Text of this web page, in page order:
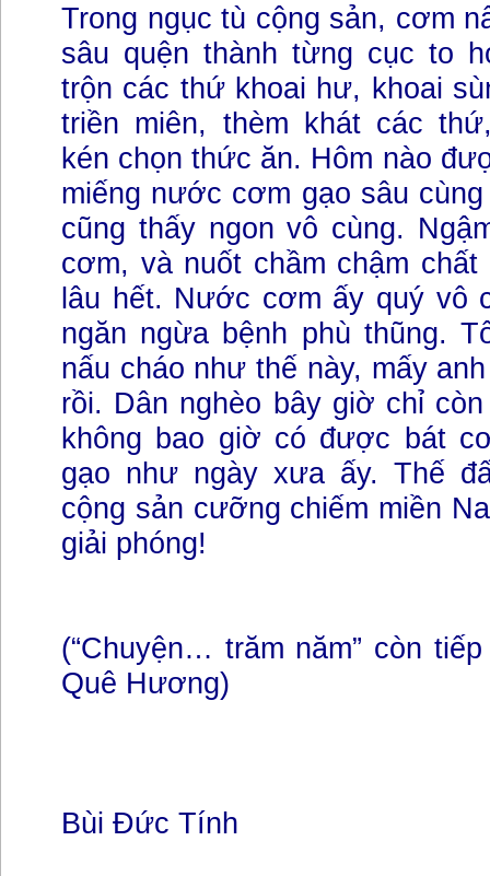
Trong ngục tù cộng sản, cơm
sâu quện thành từng cục to
trộn các thứ khoai hư, khoai
triền miên, thèm khát các
kén chọn thức ăn. Hôm nào
miếng nước cơm gạo sâu
cũng thấy ngon vô cùng.
cơm, và nuốt chầm chậm
lâu hết. Nước cơm ấy quý vô
ngăn ngừa bệnh phù thũng.
nấu cháo như thế này, mấy
rồi. Dân nghèo bây giờ chỉ
không bao giờ có được bát
gạo như ngày xưa ấy. Thế
cộng sản cưỡng chiếm miền
giải phóng!
(“Chuyện… trăm năm” còn
Quê Hương)
Bùi Đức Tính